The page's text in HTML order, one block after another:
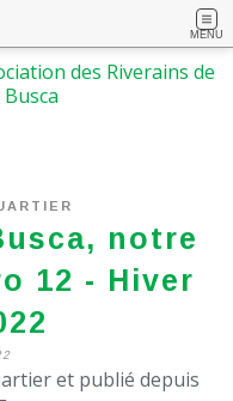
MENU
notre
12 - Hiver
et publié depuis